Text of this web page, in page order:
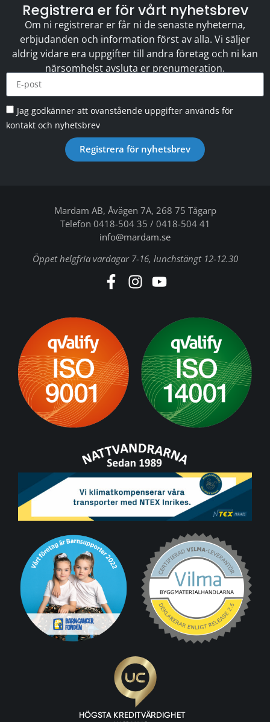
Registrera er för vårt nyhetsbrev
Om ni registrerar er får ni de senaste nyheterna,
erbjudanden och information först av alla. Vi säljer
aldrig vidare era uppgifter till andra företag och ni kan
närsomhelst avsluta er prenumeration.
Jag godkänner att ovanstående uppgifter används för
kontakt och nyhetsbrev
Registrera för nyhetsbrev
Mardam AB, Åvägen 7A, 268 75 Tågarp
Telefon 0418-504 35 / 0418-504 41
info@mardam.se
Öppet helgfria vardagar 7-16, lunchstängt 12-12.30